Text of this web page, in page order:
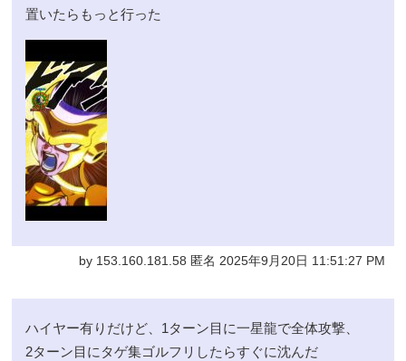
置いたらもっと行った
by 153.160.181.58 匿名 2025年9月20日 11:51:27 PM
ハイヤー有りだけど、1ターン目に一星龍で全体攻撃、
2ターン目にタゲ集ゴルフリしたらすぐに沈んだ